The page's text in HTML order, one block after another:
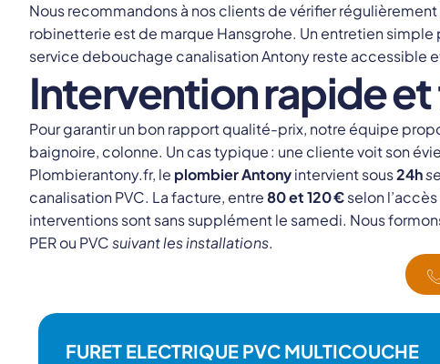
Nous recommandons à nos clients de vérifier
robinetterie est de marque Hansgrohe. Un entretien
service debouchage canalisation Antony reste accessible
Intervention rapide
Pour garantir un bon rapport qualité-prix, notre équipe
baignoire, colonne. Un cas typique : une cliente voit son
Plombierantony.fr, le plombier Antonyintervient sous24h
canalisation PVC. La facture, entre80 et 120 €selon
interventions sont sans supplément le samedi. Nous
PER ou PVCsuivant les installations.
FURET ELECTRIQUE PVC MULTICOUCHE